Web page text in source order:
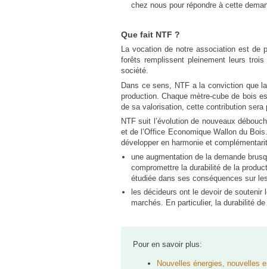
chez nous pour répondre à cette
Que fait NTF ?
La vocation de notre association est de
forêts remplissent pleinement leurs
société.
Dans ce sens, NTF a la conviction que
production. Chaque mètre-cube de bois
de sa valorisation, cette contribution
NTF suit l’évolution de nouveaux
et de l’Office Economique Wallon du
développer en harmonie et
une augmentation de la demande
compromettre la durabilité de la
étudiée dans ses conséquences sur
les décideurs ont le devoir de
marchés. En particulier, la durabilité
Pour en savoir plus:
Nouvelles énergies, nouvelles